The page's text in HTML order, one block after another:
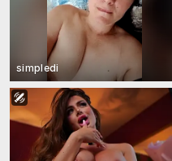
simpledi